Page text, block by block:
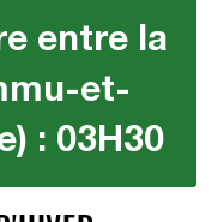
entre la
et-
: 03H30